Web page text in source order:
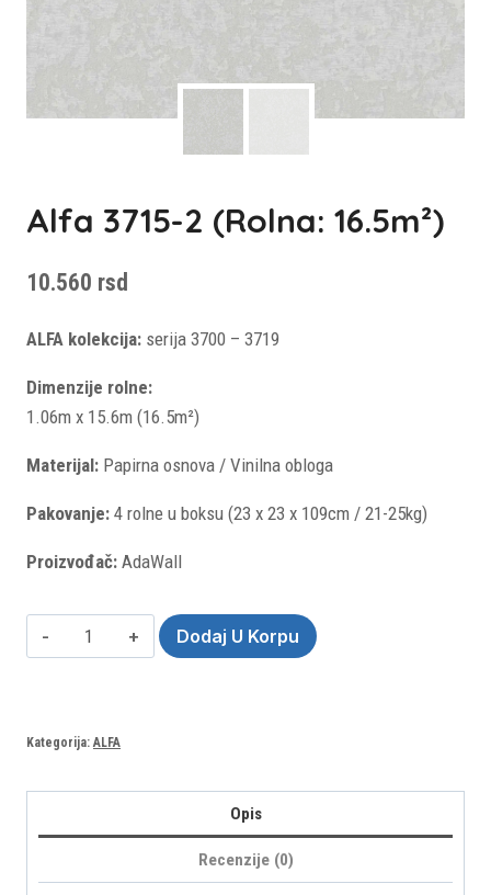
Alfa 3715-2 (Rolna: 16.5m²)
10.560 rsd
ALFA kolekcija: serija 3700 – 3719
Dimenzije rolne:
1.06m x 15.6m (16.5m²)
Materijal: Papirna osnova / Vinilna obloga
Pakovanje: 4 rolne u boksu (23 x 23 x 109cm / 21-25kg)
Proizvođač: AdaWall
Alfa
3715-
16.5m²)
Dodaj U Korpu
Kategorija: ALFA
Opis
Recenzije (0)